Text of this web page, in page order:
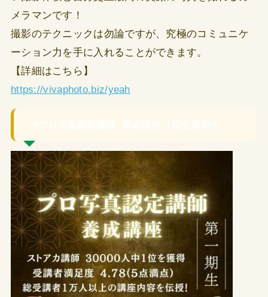
メラマンです！
撮影のテクニックは勿論ですが、究極のコミュニケ
ーション力を手に入れることができます。
【詳細はこちら】
https://vivaphoto.biz/yeah